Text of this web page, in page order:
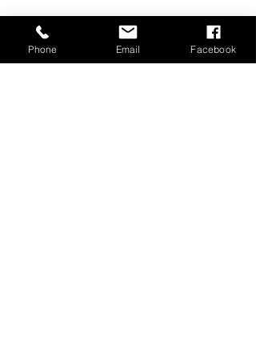
Phone Email Facebook